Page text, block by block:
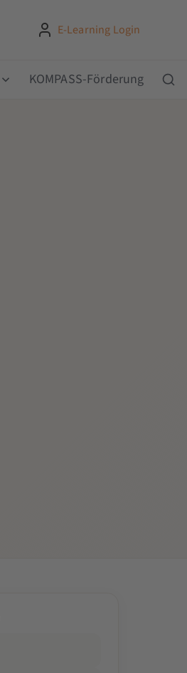
E-Learning Login
KOMPASS-Förderung